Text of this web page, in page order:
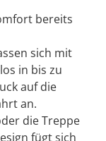
bereits
sich mit
in bis zu
auf die
an.
die Treppe
fügt sich